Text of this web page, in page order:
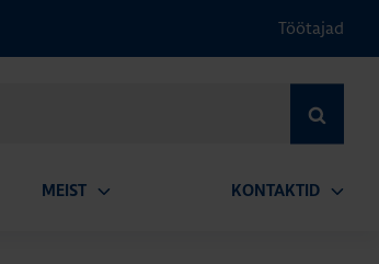
Töötajad
MEIST KONTAKTID